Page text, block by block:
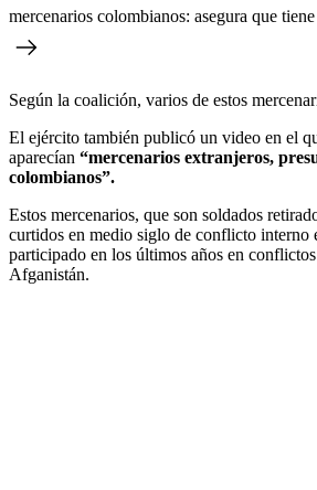
mercenarios colombianos: asegura que
Según la coalición, varios de estos
El ejército también publicó un video en el
aparecían “mercenarios extranjeros,
colombianos”.
Estos mercenarios, que son soldados
curtidos en medio siglo de conflicto interno
participado en los últimos años en
Afganistán.